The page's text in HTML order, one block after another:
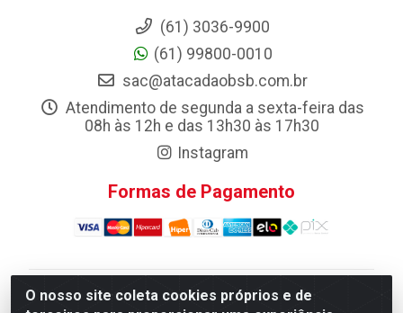
O nosso site coleta cookies próprios e de
(61) 3036-9900
(61) 99800-0010
sac@atacadaobsb.com.br
Atendimento de segunda a sexta-feira das
08h às 12h e das 13h30 às 17h30
Instagram
Formas de Pagamento
Atacadao da Limpeza F. Pereira Queiroz Comercio e